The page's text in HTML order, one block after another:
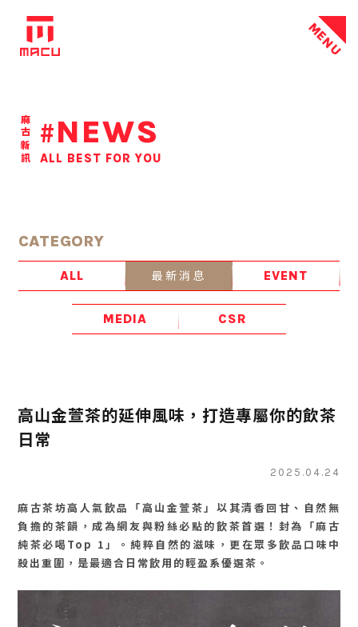
MENU
麻古新訊 #NEWS
ALL BEST FOR YOU
CATEGORY
ALL 最新消息 EVENT
MEDIA CSR
高山金萱茶的延伸風味，打造專屬你的飲茶
日常
2025.04.24
麻古茶坊高人氣飲品「高山金萱茶」以其清香回甘、自然無
負擔的茶韻，成為網友與粉絲必點的飲茶首選！封為「麻古
純茶必喝Top 1」。純粹自然的滋味，更在眾多飲品口味中
殺出重圍，是最適合日常飲用的輕盈系優選茶。